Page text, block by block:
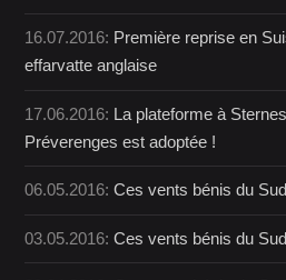
16.07.2016: Première reprise en
effarvatte anglaise
17.06.2016: La plateforme à
Préverenges est adoptée !
06.05.2016:Ces vents bénis du Sud
03.05.2016:Ces vents bénis du Sud